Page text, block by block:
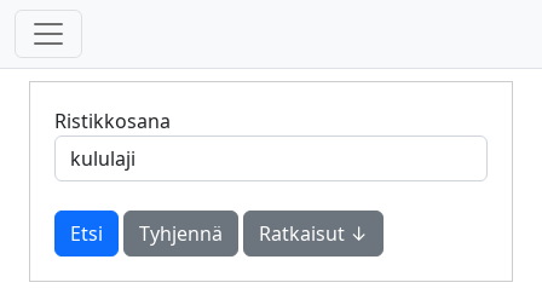
Ristikkosana
Tyhjennä Ratkaisut ↓